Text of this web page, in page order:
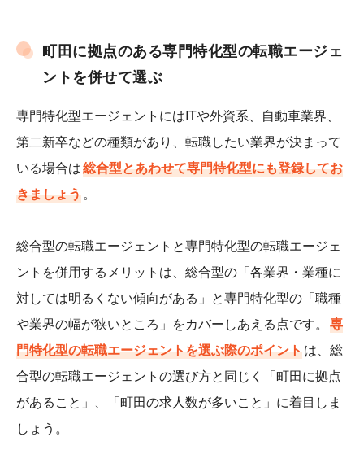
町田に拠点のある専門特化型の転職エージェ
ントを併せて選ぶ
専門特化型エージェントにはITや外資系、自動車業界、
第二新卒などの種類があり、転職したい業界が決まって
いる場合は総合型とあわせて専門特化型にも登録してお
きましょう。
総合型の転職エージェントと専門特化型の転職エージェ
ントを併用するメリットは、総合型の「各業界・業種に
対しては明るくない傾向がある」と専門特化型の「職種
や業界の幅が狭いところ」をカバーしあえる点です。 専
門特化型の転職エージェントを選ぶ際のポイントは、総
合型の転職エージェントの選び方と同じく「町田に拠点
があること」、「町田の求人数が多いこと」に着目しま
しょう。